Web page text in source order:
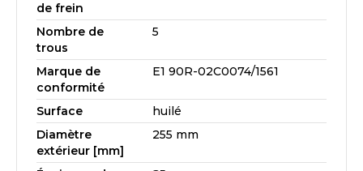
de frein
Nombre de
trous
5
Marque de
conformité
E1 90R-02C0074/1561
Surface
huilé
Diamètre
extérieur [mm]
255 mm